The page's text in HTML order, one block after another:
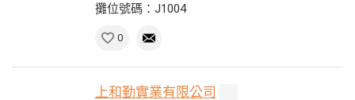
攤位號碼：J1004
0
上和勤實業有限公司